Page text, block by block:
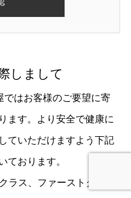
しまして
ではお客様のご要望に寄
ます。より安全で健康に
ていただけますよう下記
ております。
ラス、ファーストクラス